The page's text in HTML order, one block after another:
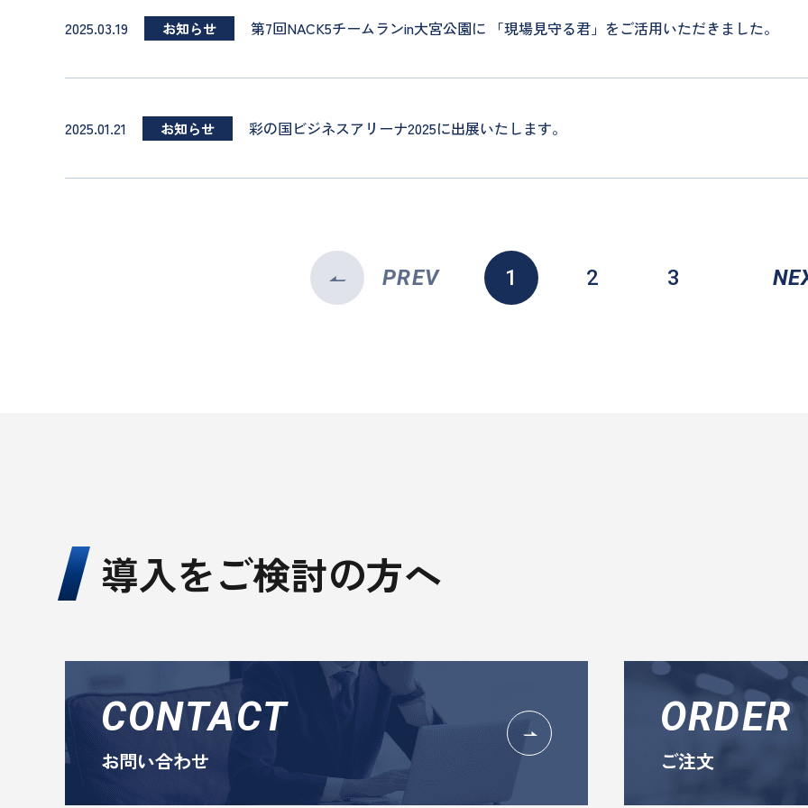
2025.03.19 お知らせ 第7回NACK5チームランin大宮公園に 「現場見守る君」をご活用いただきました。
2025.01.21 お知らせ 彩の国ビジネスアリーナ2025に出展いたします。
PREV 1 2 3
導入をご検討の方へ
CONTACT
お問い合わせ
ORDER
ご注文